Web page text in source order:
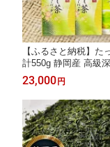
【ふるさと納税】
計550g 静岡産 高級
茶 焙茶 お茶 茶 緑茶
岡県 菊川市 送料無料
23,000 円